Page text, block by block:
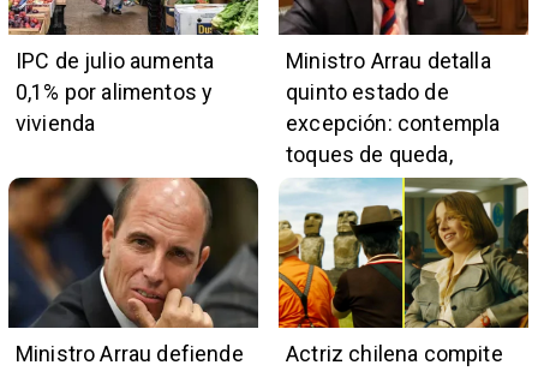
IPC de julio aumenta
0,1% por alimentos y
vivienda
Ministro Arrau detalla
quinto estado de
excepción: contempla
toques de queda,
restricciones y
escuchas telefónicas
en zonas críticas
Ministro Arrau defiende
Actriz chilena compite